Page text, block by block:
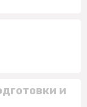
и